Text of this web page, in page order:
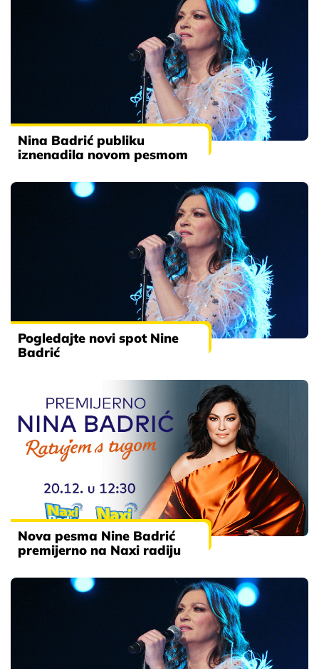
Nina Badrić publiku
iznenadila novom pesmom
Pogledajte novi spot Nine
Badrić
Nova pesma Nine Badrić
premijerno na Naxi radiju